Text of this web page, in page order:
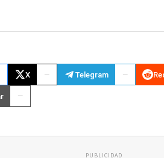
X Telegram
PUBLICIDAD